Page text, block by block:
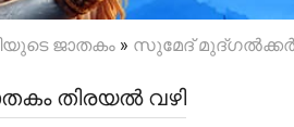
ജാതകം » സുമേദ്
തിരയൽ വഴി